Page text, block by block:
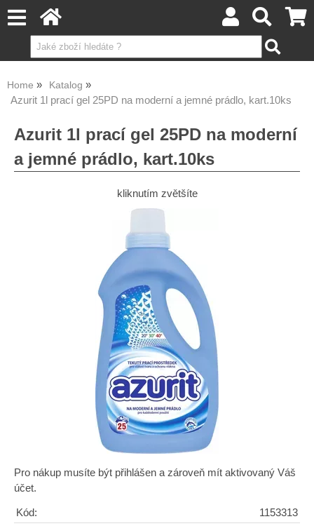
Home Katalog
Azurit 1l prací gel 25PD na moderní a jemné prádlo, kart.10ks
Azurit 1l prací gel 25PD na moderní
a jemné prádlo, kart.10ks
kliknutím zvětšíte
Pro nákup musíte být přihlášen a zároveň mít aktivovaný Váš
účet.
Kód:
1153313